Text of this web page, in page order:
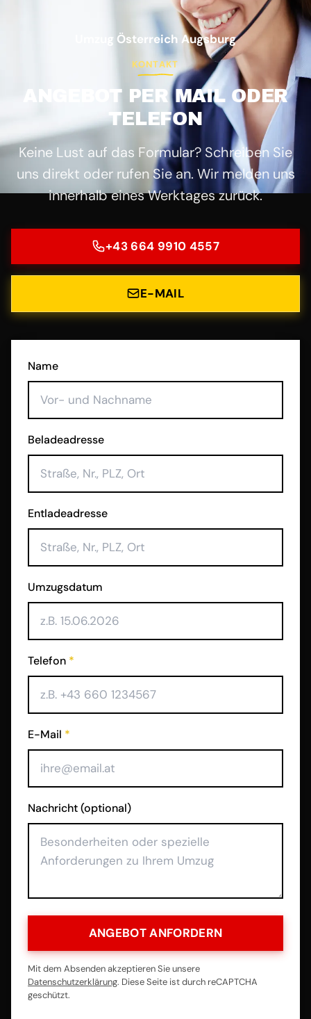
Umzug Österreich Augsburg
KONTAKT
ANGEBOT PER MAIL ODER
TELEFON
Keine Lust auf das Formular? Schreiben Sie
uns direkt oder rufen Sie an. Wir melden uns
innerhalb eines Werktages zurück.
+43 664 9910 4557
E-MAIL
Name
Beladeadresse
Entladeadresse
Umzugsdatum
Telefon *
E-Mail *
Nachricht (optional)
ANGEBOT ANFORDERN
Mit dem Absenden akzeptieren Sie unsere
Datenschutzerklärung. Diese Seite ist durch reCAPTCHA
geschützt.